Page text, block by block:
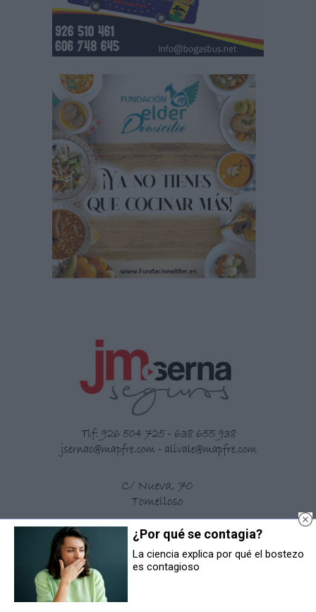
¿Por qué se contagia?
La ciencia explica por qué el bostezo
es contagioso